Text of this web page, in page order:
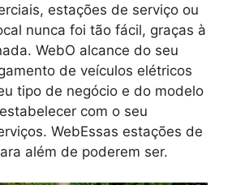
estações de serviço ou
nunca foi tão fácil, graças à
WebO alcance do seu
de veículos elétricos
tipo de negócio e do modelo
com o seu
WebEssas estações de
além de poderem ser.